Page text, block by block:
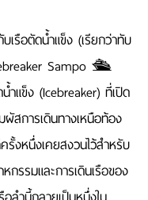
รือตัดน้ำแข็ง (เรียกว่าทับ
Sampo 🛳
ำแข็ง (Icebreaker) ที่เปิด
ผัสการเดินทางเหนือท้อง
รั้งหนึ่งเคยสงวนไว้สำหรับ
กรรมและการเดินเรือของ